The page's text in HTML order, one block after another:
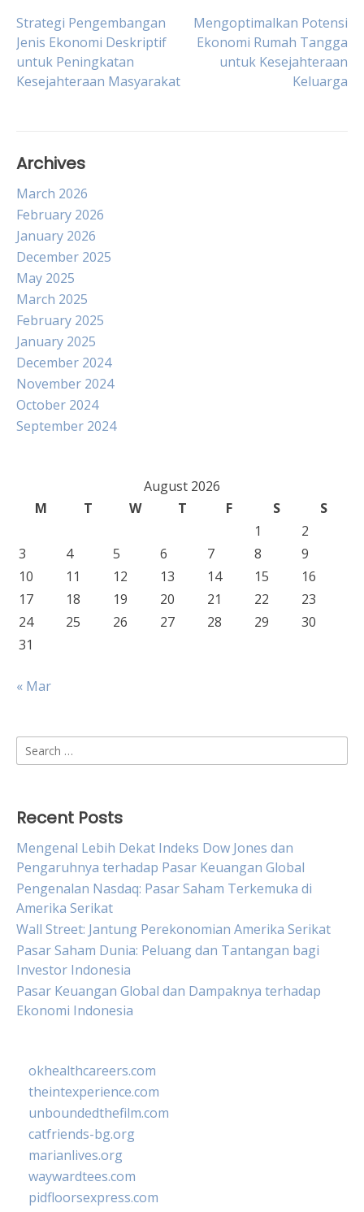
Post
navigation
Strategi Pengembangan
Jenis Ekonomi Deskriptif
untuk Peningkatan
Kesejahteraan Masyarakat
Mengoptimalkan Potensi
Ekonomi Rumah Tangga
untuk Kesejahteraan
Keluarga
Archives
March 2026
February 2026
January 2026
December 2025
May 2025
March 2025
February 2025
January 2025
December 2024
November 2024
October 2024
September 2024
August 2026
M
T W T F S
S
1
2
3
4 5 6 7 8
9
10
11 12 13 14 15
16
17
18 19 20 21 22
23
24
25 26 27 28 29
30
31
« Mar
Search
for:
Recent Posts
Mengenal Lebih Dekat Indeks Dow Jones dan
Pengaruhnya terhadap Pasar Keuangan Global
Pengenalan Nasdaq: Pasar Saham Terkemuka di
Amerika Serikat
Wall Street: Jantung Perekonomian Amerika Serikat
Pasar Saham Dunia: Peluang dan Tantangan bagi
Investor Indonesia
Pasar Keuangan Global dan Dampaknya terhadap
Ekonomi Indonesia
okhealthcareers.com
theintexperience.com
unboundedthefilm.com
catfriends-bg.org
marianlives.org
waywardtees.com
pidfloorsexpress.com